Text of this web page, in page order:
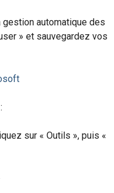
automatique des
» et sauvegardez vos
:
sur « Outils », puis «